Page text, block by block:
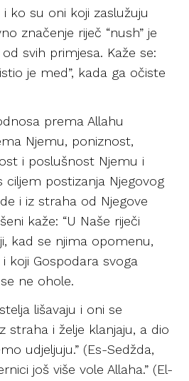
i ko su oni koji zaslužuju
značenje riječ “nush” je
svih primjesa. Kaže se:
je med”, kada ga očiste
prema Allahu
Njemu, poniznost,
i poslušnost Njemu i
ciljem postizanja Njegovog
i iz straha od Njegove
kaže: “U Naše riječi
kad se njima opomenu,
koji Gospodara svoga
ne ohole.
lišavaju i oni se
straha i želje klanjaju, a dio
udjeljuju.” (Es-Sedžda,
još više vole Allaha.” (El-